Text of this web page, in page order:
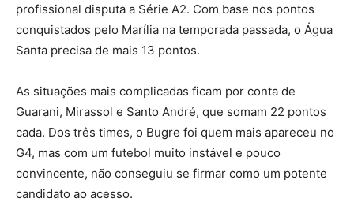
profissional disputa a Série A2. Com base nos pontos
conquistados pelo Marília na temporada passada, o Água
Santa precisa de mais 13 pontos.
As situações mais complicadas ficam por conta de
Guarani, Mirassol e Santo André, que somam 22 pontos
cada. Dos três times, o Bugre foi quem mais apareceu no
G4, mas com um futebol muito instável e pouco
convincente, não conseguiu se firmar como um potente
candidato ao acesso.